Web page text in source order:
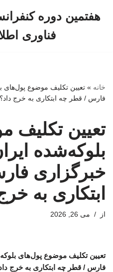
هفتمین دوره
فناوری
خانه » تعیین تکلیف موضوع پول‌های
فارس / قطر چه ابتکاری به خرج داد؟
تعیین تکلیف
بلوکه‌شده
خبرگزاری
ابتکاری به
از می 26, 2026
تعیین تکلیف موضوع پول‌های
فارس / قطر چه ابتکاری به خرج